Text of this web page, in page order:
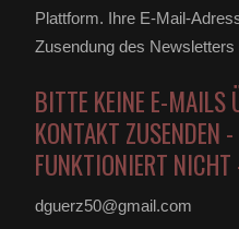
Plattform. Ihre E-Mail-
Zusendung des Newsletters
BITTE KEINE E-MAILS
KONTAKT ZUSENDEN -
FUNKTIONIERT
dguerz50@gmail.com